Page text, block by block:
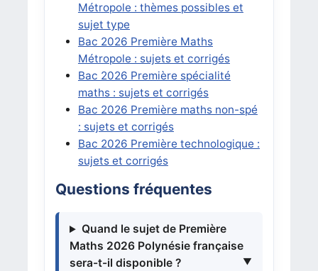
Métropole : thèmes possibles et
sujet type
Bac 2026 Première Maths
Métropole : sujets et corrigés
Bac 2026 Première spécialité
maths : sujets et corrigés
Bac 2026 Première maths non-spé
: sujets et corrigés
Bac 2026 Première technologique :
sujets et corrigés
Questions fréquentes
Quand le sujet de Première
Maths 2026 Polynésie française
sera-t-il disponible ?